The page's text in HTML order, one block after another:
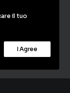
il tuo
I Agree